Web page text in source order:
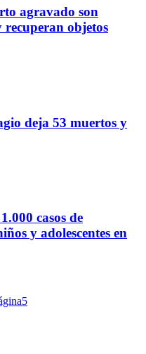
agravado son
recuperan objetos
deja 53 muertos y
casos de
y adolescentes en
5